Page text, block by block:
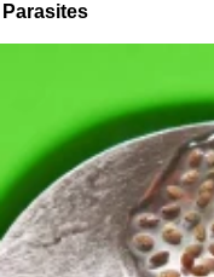
Parasites